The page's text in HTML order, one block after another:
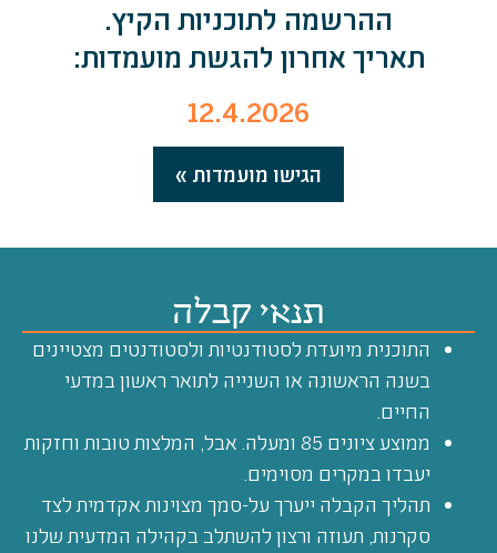
ההרשמה לתוכניות הקיץ.
תאריך אחרון להגשת מועמדות:
12.4.2026
הגישו מועמדות »
תנאי קבלה
התוכנית מיועדת לסטודנטיות ולסטודנטים מצטיינים
בשנה הראשונה או השנייה לתואר ראשון במדעי
החיים.
ממוצע ציונים 85 ומעלה. אבל, המלצות טובות וחזקות
יעבדו במקרים מסוימים.
תהליך הקבלה ייערך על-סמך מצוינות אקדמית לצד
סקרנות, תעוזה ורצון להשתלב בקהילה המדעית שלנו